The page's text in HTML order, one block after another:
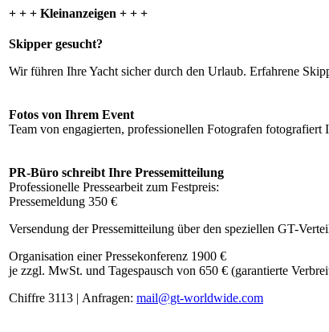
+ + + Kleinanzeigen + + +
Skipper gesucht?
Wir führen Ihre Yacht sicher durch den Urlaub. Erfahrene
Fotos von Ihrem Event
Team von engagierten, professionellen Fotografen
PR-Büro schreibt Ihre Pressemitteilung
Professionelle Pressearbeit zum Festpreis:
Pressemeldung 350 €
Versendung der Pressemitteilung über den speziellen GT-
Organisation einer Pressekonferenz 1900 €
je zzgl. MwSt. und Tagespausch von 650 € (garantierte
Chiffre 3113 | Anfragen: mail@gt-worldwide.com